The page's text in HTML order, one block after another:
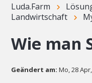
Luda.Farm
Landwirtschaft
Wie man
Geändert am: Mo, 28